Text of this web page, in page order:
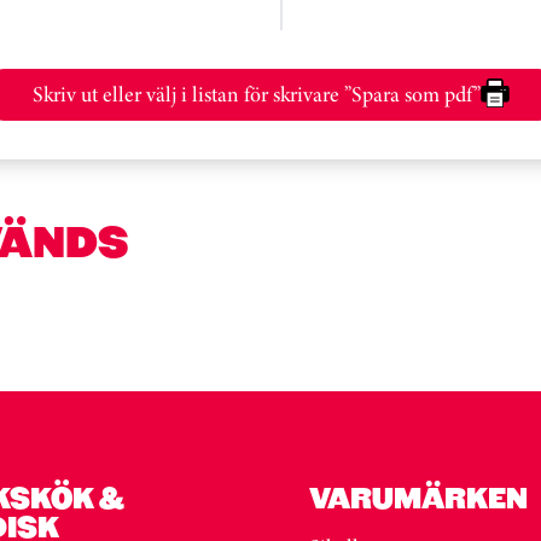
Skriv ut eller välj i listan för skrivare ”Spara som pdf”
&
VARUMÄRKEN